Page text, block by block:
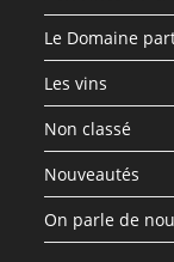
Le Domaine
Les vins
Non classé
Nouveautés
On parle de